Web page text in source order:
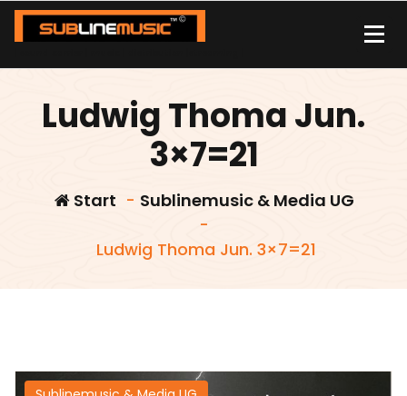
Zum
Inhalt
Ludwig Thoma Jun.
3×7=21
Start - Sublinemusic & Media UG
-
Ludwig Thoma Jun. 3×7=21